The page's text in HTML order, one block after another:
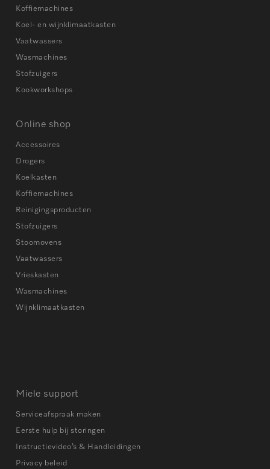
Koffiemachines
Koel- en wijnklimaatkasten
Vaatwassers
Wasmachines
Stofzuigers
Kookworkshops
Online shop
Accessoires
Drogers
Koelkasten
Koffiemachines
Reinigingsproducten
Stofzuigers
Stoomovens
Vaatwassers
Vrieskasten
Wasmachines
Wijnklimaatkasten
Miele support
Serviceafspraak maken
Eerste hulp bij storingen
Instructievideo’s & Handleidingen
Privacy beleid